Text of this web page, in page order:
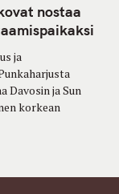
nostaa
ja
Davosin ja Sun
korkean